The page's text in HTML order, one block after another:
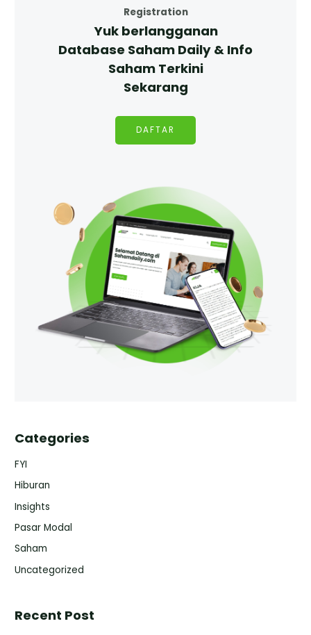
Registration
Yuk berlangganan
Database Saham Daily & Info
Saham Terkini
Sekarang
DAFTAR
Categories
FYI
Hiburan
Insights
Pasar Modal
Saham
Uncategorized
Recent Post